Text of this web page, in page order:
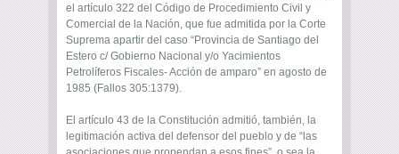
el artículo 322 del Código de Procedimiento Civil y
Comercial de la Nación, que fue admitida por la Corte
Suprema apartir del caso “Provincia de Santiago del
Estero c/ Gobierno Nacional y/o Yacimientos
Petrolíferos Fiscales- Acción de amparo” en agosto de
1985 (Fallos 305:1379).
El artículo 43 de la Constitución admitió, también, la
legitimación activa del defensor del pueblo y de “las